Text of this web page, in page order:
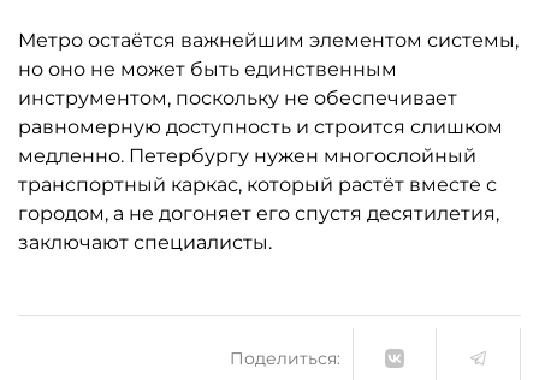
Метро остаётся важнейшим элементом системы,
но оно не может быть единственным
инструментом, поскольку не обеспечивает
равномерную доступность и строится слишком
медленно. Петербургу нужен многослойный
транспортный каркас, который растёт вместе с
городом, а не догоняет его спустя десятилетия,
заключают специалисты.
Поделиться: